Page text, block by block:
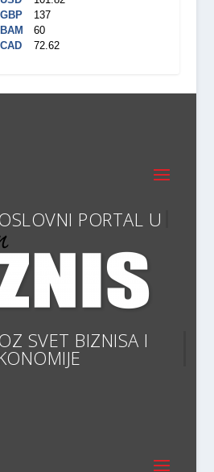
PRAVI
SVET BIZNI